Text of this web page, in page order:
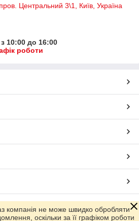
Центральний 3\1, Київ, Україна
10:00 до 16:00
роботи
компанія не може швидко обробляти
оскільки за її графіком роботи